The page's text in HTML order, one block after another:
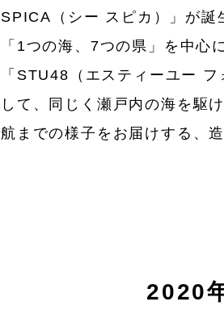
SPICA（シー スピカ）」が誕
「1つの海、7つの県」を中心
「STU48（エスティーユー
して、同じく瀬戸内の海を駆
航までの様子をお届けする、
2020